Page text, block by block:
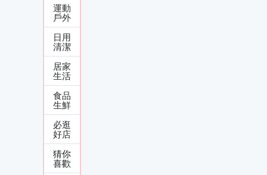
運動
戶外
日用
清潔
居家
生活
食品
生鮮
必逛
好店
猜你
喜歡